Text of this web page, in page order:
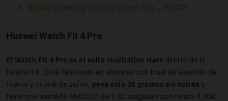
♬ While drinking strong green tea - KCNX
Huawei Watch Fit 4 Pro
El Watch Fit 4 Pro es el salto cualitativo claro dentro de la
familia Fit. Está fabricado en aluminio con bisel de aleación de
titanio y cristal de zafiro, pesa solo 30 gramos sin correa y
tiene una pantalla AMOLED de 1,82 pulgadas con hasta 3.000